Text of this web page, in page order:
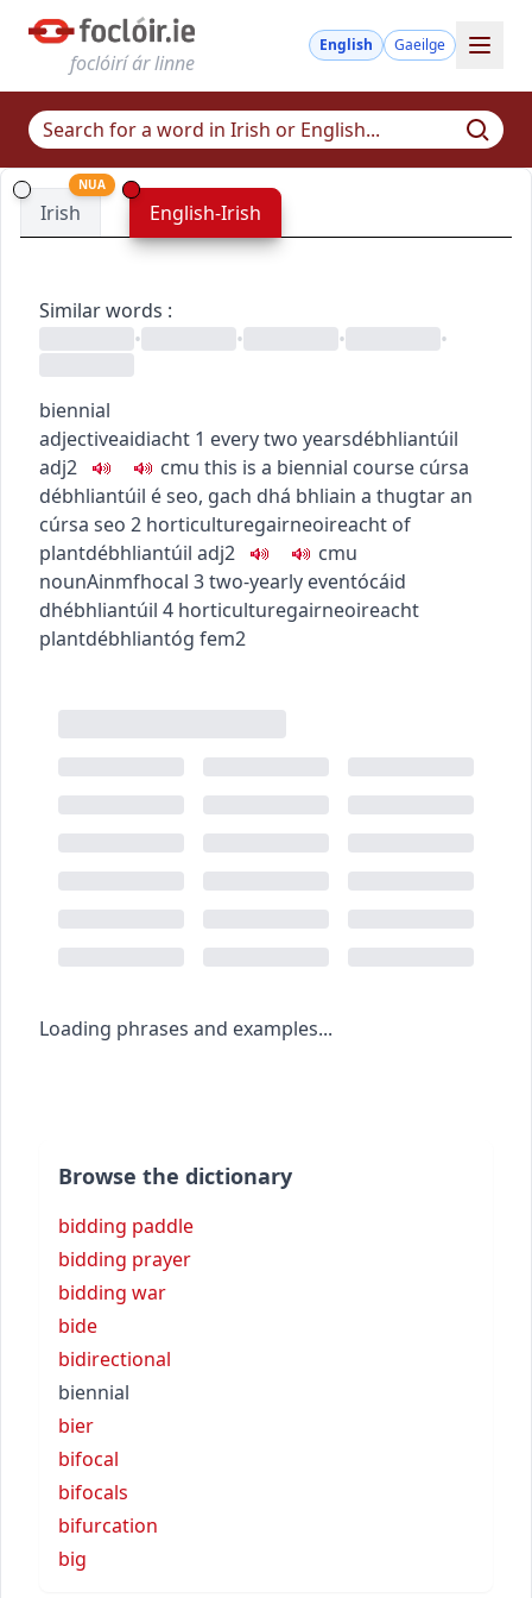
foclóirí ár linne
English Gaeilge
Irish
NUA
English-Irish
Similar words :
•
• • •
biennial
adjectiveaidiacht 1 every two yearsdébhliantúil
adj2
cmu this is a biennial course cúrsa
débhliantúil é seo, gach dhá bhliain a thugtar an
cúrsa seo 2 horticulturegairneoireacht of
plantdébhliantúil adj2 cmu
nounAinmfhocal 3two-yearly eventócáid
dhébhliantúil 4 horticulturegairneoireacht
plantdébhliantóg fem2
Loading phrases and examples...
Browse the dictionary
bidding paddle
bidding prayer
bidding war
bide
bidirectional
biennial
bier
bifocal
bifocals
bifurcation
big